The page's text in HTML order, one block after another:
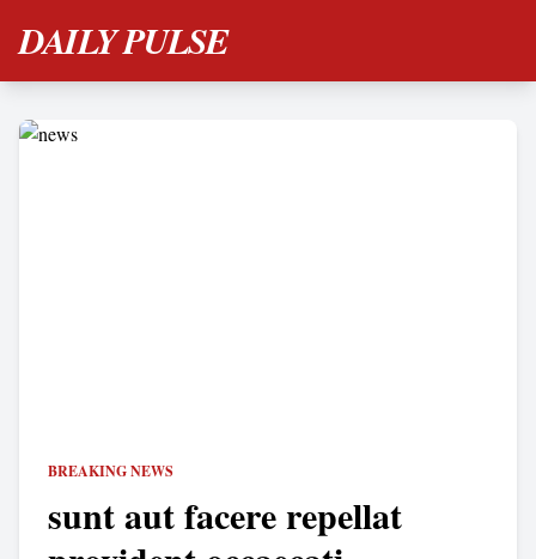
DAILY PULSE
BREAKING NEWS
sunt aut facere repellat